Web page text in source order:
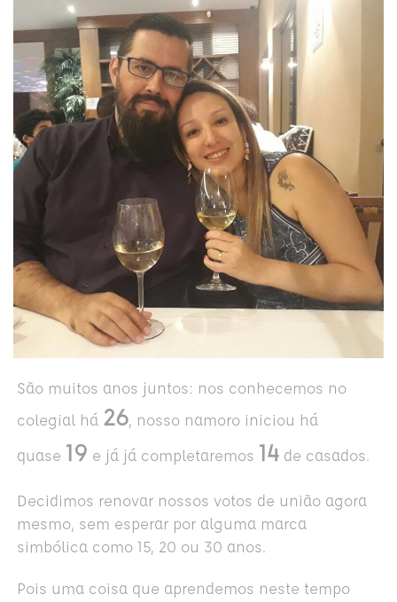
São muitos anos juntos: nos conhecemos no
colegial há 26, nosso namoro iniciou há
quase 19 e já já completaremos 14 de casados.
Decidimos renovar nossos votos de união agora
mesmo, sem esperar por alguma marca
simbólica como 15, 20 ou 30 anos.
Pois uma coisa que aprendemos neste tempo